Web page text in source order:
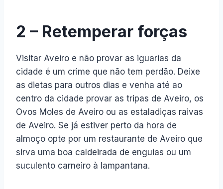
2 – Retemperar forças
Visitar Aveiro e não provar as iguarias da
cidade é um crime que não tem perdão. Deixe
as dietas para outros dias e venha até ao
centro da cidade provar as tripas de Aveiro, os
Ovos Moles de Aveiro ou as estaladiças raivas
de Aveiro. Se já estiver perto da hora de
almoço opte por um restaurante de Aveiro que
sirva uma boa caldeirada de enguias ou um
suculento carneiro à lampantana.